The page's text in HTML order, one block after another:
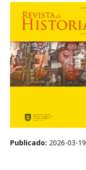
Publicado: 2026-03-19